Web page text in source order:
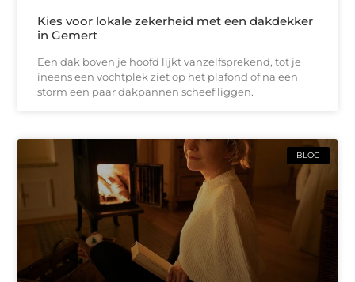
Kies voor lokale zekerheid met een dakdekker
in Gemert
Een dak boven je hoofd lijkt vanzelfsprekend, tot je
ineens een vochtplek ziet op het plafond of na een
storm een paar dakpannen scheef liggen.
BLOG